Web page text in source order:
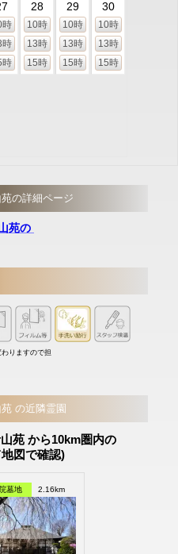
時
時
時
28
10時
13時
15時
29
10時
13時
15時
30
10時
13時
15時
の詳細ページ
苑の
りますので担
の近隣霊園
苑 から10km圏内の
図で確認)
墓地 2.16km